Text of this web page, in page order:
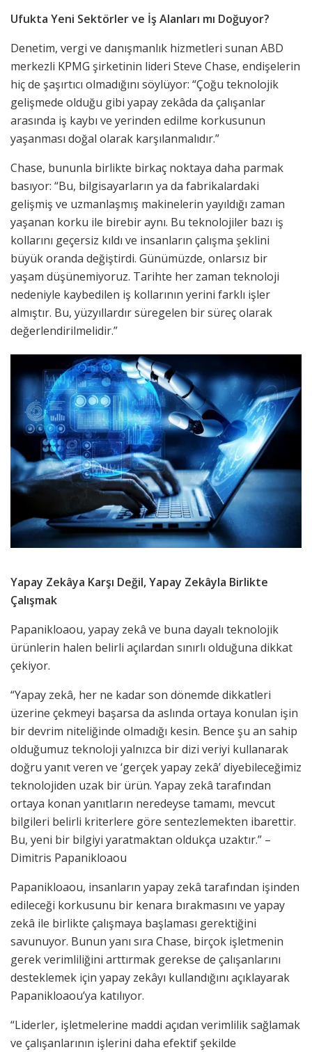
Ufukta Yeni Sektörler ve İş Alanları mı Doğuyor?
Denetim, vergi ve danışmanlık hizmetleri sunan ABD
merkezli KPMG şirketinin lideri Steve Chase, endişelerin
hiç de şaşırtıcı olmadığını söylüyor: “Çoğu teknolojik
gelişmede olduğu gibi yapay zekâda da çalışanlar
arasında iş kaybı ve yerinden edilme korkusunun
yaşanması doğal olarak karşılanmalıdır.”
Chase, bununla birlikte birkaç noktaya daha parmak
basıyor: “Bu, bilgisayarların ya da fabrikalardaki
gelişmiş ve uzmanlaşmış makinelerin yayıldığı zaman
yaşanan korku ile birebir aynı. Bu teknolojiler bazı iş
kollarını geçersiz kıldı ve insanların çalışma şeklini
büyük oranda değiştirdi. Günümüzde, onlarsız bir
yaşam düşünemiyoruz. Tarihte her zaman teknoloji
nedeniyle kaybedilen iş kollarının yerini farklı işler
almıştır. Bu, yüzyıllardır süregelen bir süreç olarak
değerlendirilmelidir.”
Yapay Zekâya Karşı Değil, Yapay Zekâyla Birlikte
Çalışmak
Papanikloaou, yapay zekâ ve buna dayalı teknolojik
ürünlerin halen belirli açılardan sınırlı olduğuna dikkat
çekiyor.
“Yapay zekâ, her ne kadar son dönemde dikkatleri
üzerine çekmeyi başarsa da aslında ortaya konulan işin
bir devrim niteliğinde olmadığı kesin. Bence şu an sahip
olduğumuz teknoloji yalnızca bir dizi veriyi kullanarak
doğru yanıt veren ve ‘gerçek yapay zekâ’ diyebileceğimiz
teknolojiden uzak bir ürün. Yapay zekâ tarafından
ortaya konan yanıtların neredeyse tamamı, mevcut
bilgileri belirli kriterlere göre sentezlemekten ibarettir.
Bu, yeni bir bilgiyi yaratmaktan oldukça uzaktır.” –
Dimitris Papanikloaou
Papanikloaou, insanların yapay zekâ tarafından işinden
edileceği korkusunu bir kenara bırakmasını ve yapay
zekâ ile birlikte çalışmaya başlaması gerektiğini
savunuyor. Bunun yanı sıra Chase, birçok işletmenin
gerek verimliliğini arttırmak gerekse de çalışanlarını
desteklemek için yapay zekâyı kullandığını açıklayarak
Papanikloaou’ya katılıyor.
“Liderler, işletmelerine maddi açıdan verimlilik sağlamak
ve çalışanlarının işlerini daha efektif şekilde